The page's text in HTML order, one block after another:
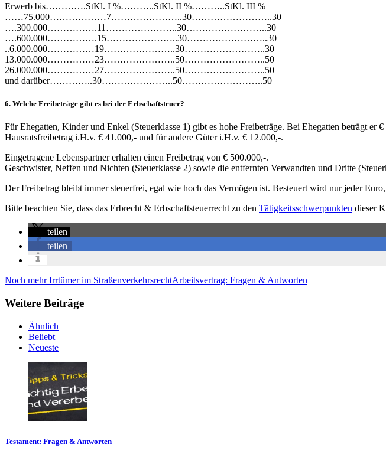
Erwerb bis………….StKl. I %………..StKl. II %………..StKl. III %
……75.000………………7…………………..30……………………..30
….300.000…………….11…………………..30……………………..30
….600.000…………….15…………………..30……………………..30
..6.000.000……………19…………………..30……………………..30
13.000.000……………23…………………..50……………………..50
26.000.000……………27…………………..50……………………..50
und darüber…………..30…………………..50……………………..50
6. Welche Freibeträge gibt es bei der Erbschaftsteuer?
Für Ehegatten, Kinder und Enkel (Steuerklasse 1) gibt es hohe Freibeträge. Bei Ehegatten beträgt
Hausratsfreibetrag i.H.v. € 41.000,- und für andere Güter i.H.v. € 12.000,-.
Eingetragene Lebenspartner erhalten einen Freibetrag von € 500.000,-.
Geschwister, Neffen und Nichten (Steuerklasse 2) sowie die entfernten Verwandten und Dritte
Der Freibetrag bleibt immer steuerfrei, egal wie hoch das Vermögen ist. Besteuert wird nur jeder
Bitte beachten Sie, dass das Erbrecht & Erbschaftsteuerrecht zu den Tätigkeitsschwerpunkten dieser
teilen
teilen
Noch mehr Irrtümer im StraßenverkehrsrechtArbeitsvertrag: Fragen & Antworten
Weitere Beiträge
Ähnlich
Beliebt
Neueste
Testament: Fragen & Antworten